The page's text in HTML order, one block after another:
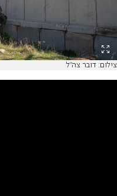
צילום: דובר צה"ל